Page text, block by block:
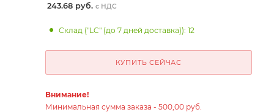
243.68 руб. с НДС
Склад ("LC" (до 7 дней доставка)): 12
КУПИТЬ СЕЙЧАС
Внимание!
Минимальная сумма заказа - 500,00 руб.